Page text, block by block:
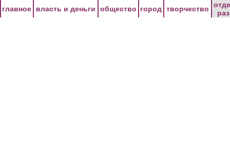
главное власть и деньги общество город творчество